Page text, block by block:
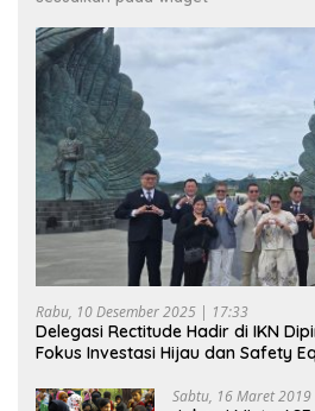
Rabu, 10 Desember 2025 | 17:33
Delegasi Rectitude Hadir di IKN
Fokus Investasi Hijau dan Safety
Sabtu, 16 Maret